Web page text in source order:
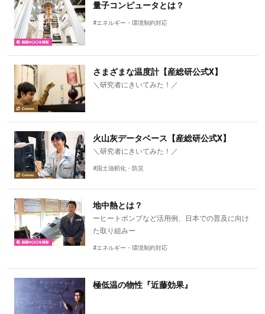
量子コンピュータとは？
#エネルギー・環境制約対応
さまざまな温度計【産総研公式X】
＼研究者にきいてみた！／
火山灰データベース【産総研公式X】
＼研究者にきいてみた！／
#国土強靭化・防災
地中熱とは？
ーヒートポンプなど活用例、日本での普及に向け
た取り組みー
#エネルギー・環境制約対応
極低温の物性『近藤効果』